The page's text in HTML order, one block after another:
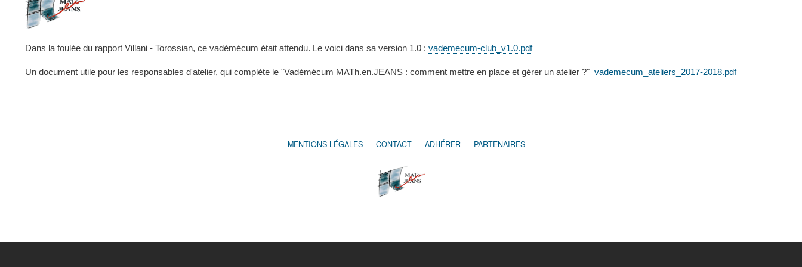
Dans la foulée du rapport Villani - Torossian, ce vadémécum était attendu. Le voici dans sa version 1.0 : vademecum-club_v1.0.pdf
Un document utile pour les responsables d'atelier, qui complète le "Vadémécum MATh.en.JEANS : comment mettre en place et gérer un atelier ?" vademecum_ateliers_2017-2018.pdf
FOOTER
MENTIONS LÉGALES CONTACT ADHÉRER PARTENAIRES